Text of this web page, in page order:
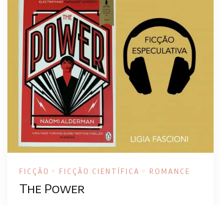
FICÇÃO FICÇÃO CIENTÍFICA ROMANCE
The Power